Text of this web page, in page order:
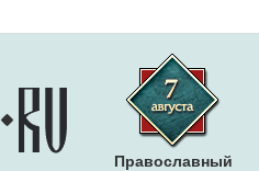
Православный